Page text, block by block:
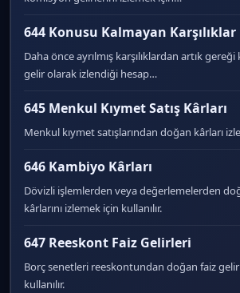
644 Konusu Kalmayan Karşılıklar
Daha önce ayrılmış karşılıklardan artık
gelir olarak izlendiği hesap…
645 Menkul Kıymet Satış Kârları
Menkul kıymet satışlarından doğan kârları
646 Kambiyo Kârları
Dövizli işlemlerden veya değerlemelerden
kârlarını izlemek için kullanılır.
647 Reeskont Faiz Gelirleri
Borç senetleri reeskontundan doğan faiz
kullanılır.